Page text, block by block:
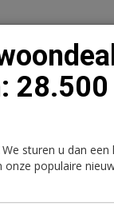
Juridisch | Fiscaal
28.500
sturen u dan een
populaire